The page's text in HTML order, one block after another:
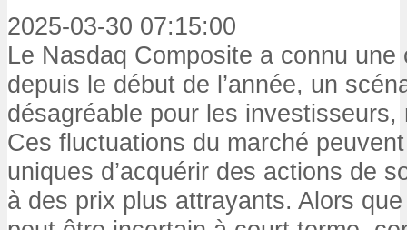
2025-03-30 07:15:00
Le Nasdaq Composite a connu
depuis le début de l’année, un
désagréable pour les investisseurs,
Ces fluctuations du marché
uniques d’acquérir des actions de
à des prix plus attrayants. Alors